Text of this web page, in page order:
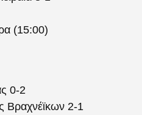
(15:00)
0-2
Βραχνέϊκων 2-1